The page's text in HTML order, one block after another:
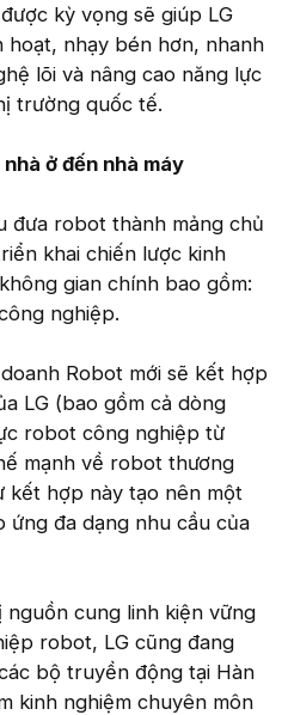
kỳ vọng sẽ giúp LG
hoạt, nhạy bén hơn, nhanh
lõi và nâng cao năng lực
trường quốc tế.
ở đến nhà máy
đưa robot thành mảng chủ
khai chiến lược kinh
gian chính bao gồm:
nghiệp.
Robot mới sẽ kết hợp
LG (bao gồm cả dòng
robot công nghiệp từ
mạnh về robot thương
kết hợp này tạo nên một
ứng đa dạng nhu cầu của
cung linh kiện vững
robot, LG cũng đang
bộ truyền động tại Hàn
kinh nghiệm chuyên môn